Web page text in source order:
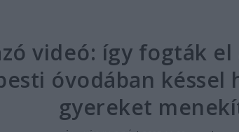
videó: így fogták el
óvodában késsel
gyereket